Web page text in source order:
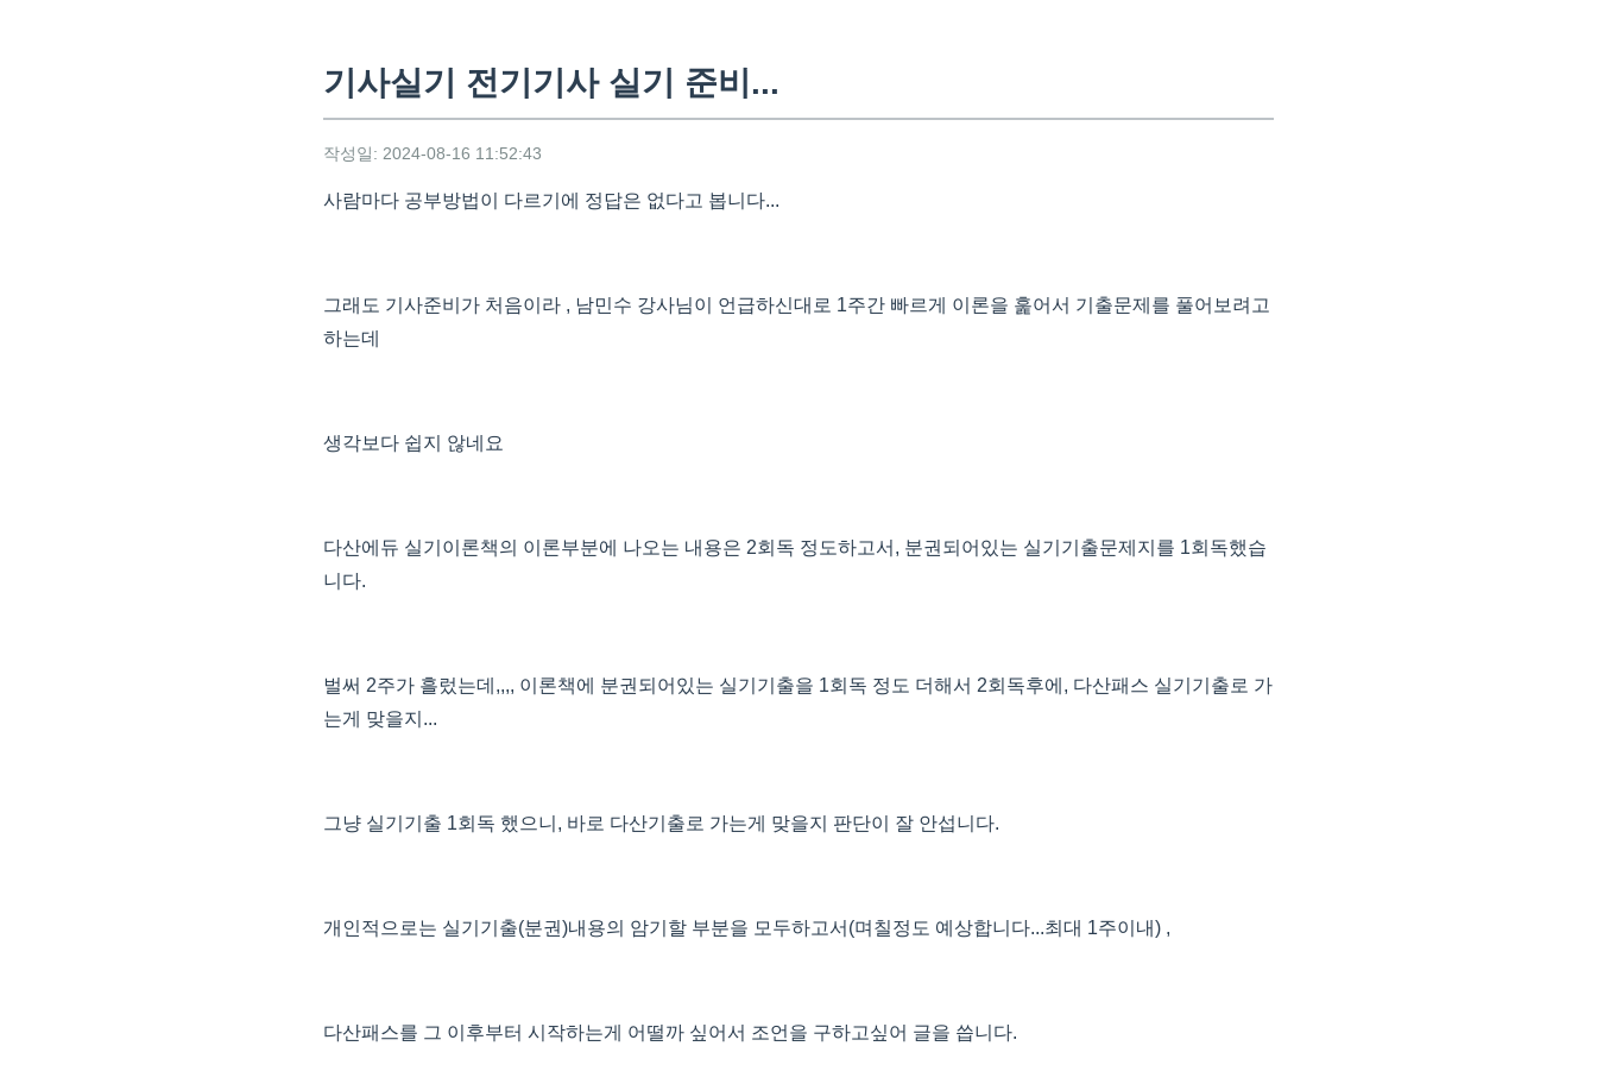
기사실기 전기기사 실기 준비...
작성일: 2024-08-16 11:52:43
사람마다 공부방법이 다르기에 정답은 없다고 봅니다...
그래도 기사준비가 처음이라 , 남민수 강사님이 언급하신대로 1주간 빠르게 이론을 훑어서 기출문제를 풀어보려고
하는데
생각보다 쉽지 않네요
다산에듀 실기이론책의 이론부분에 나오는 내용은 2회독 정도하고서, 분권되어있는 실기기출문제지를 1회독했습
니다.
벌써 2주가 흘렀는데,,,, 이론책에 분권되어있는 실기기출을 1회독 정도 더해서 2회독후에, 다산패스 실기기출로 가
는게 맞을지...
그냥 실기기출 1회독 했으니, 바로 다산기출로 가는게 맞을지 판단이 잘 안섭니다.
개인적으로는 실기기출(분권)내용의 암기할 부분을 모두하고서(며칠정도 예상합니다...최대 1주이내) ,
다산패스를 그 이후부터 시작하는게 어떨까 싶어서 조언을 구하고싶어 글을 씁니다.